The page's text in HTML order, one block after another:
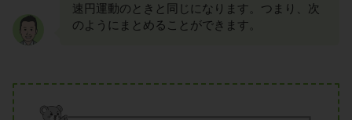
速円運動のときと同じになります。つまり、次
のようにまとめることができます。